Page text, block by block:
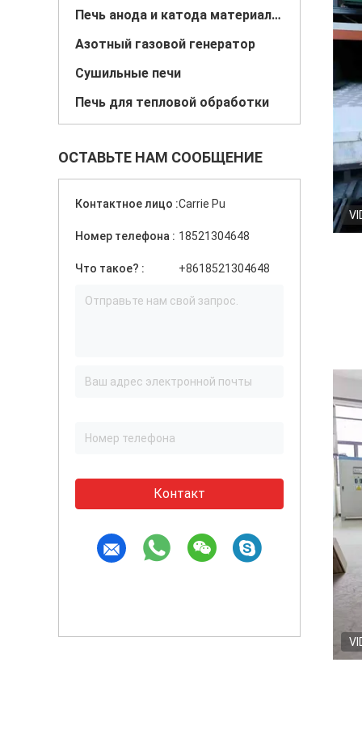
Печь анода и катода материальная
Азотный газовой генератор
Сушильные печи
Печь для тепловой обработки
ОСТАВЬТЕ НАМ СООБЩЕНИЕ
Контактное лицо :Carrie Pu
Номер телефона : 18521304648
Что такое? : +8618521304648
Контакт